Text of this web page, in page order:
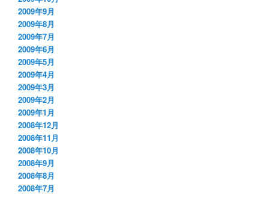
2009年9月
2009年8月
2009年7月
2009年6月
2009年5月
2009年4月
2009年3月
2009年2月
2009年1月
2008年12月
2008年11月
2008年10月
2008年9月
2008年8月
2008年7月